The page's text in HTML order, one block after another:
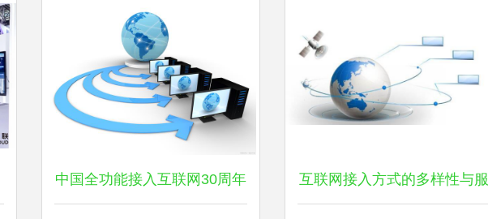
中国全功能接入互联网30周年 互联网接入方式的多样性与服